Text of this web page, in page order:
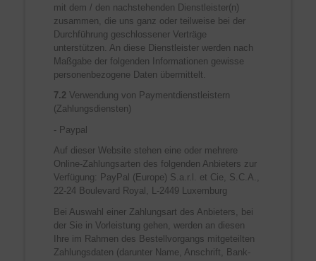
mit dem / den nachstehenden Dienstleister(n)
zusammen, die uns ganz oder teilweise bei der
Durchführung geschlossener Verträge
unterstützen. An diese Dienstleister werden nach
Maßgabe der folgenden Informationen gewisse
personenbezogene Daten übermittelt.
7.2Verwendung von Paymentdienstleistern
(Zahlungsdiensten)
- Paypal
Auf dieser Website stehen eine oder mehrere
Online-Zahlungsarten des folgenden Anbieters zur
Verfügung: PayPal (Europe) S.a.r.l. et Cie, S.C.A.,
22-24 Boulevard Royal, L-2449 Luxemburg
Bei Auswahl einer Zahlungsart des Anbieters, bei
der Sie in Vorleistung gehen, werden an diesen
Ihre im Rahmen des Bestellvorgangs mitgeteilten
Zahlungsdaten (darunter Name, Anschrift, Bank-